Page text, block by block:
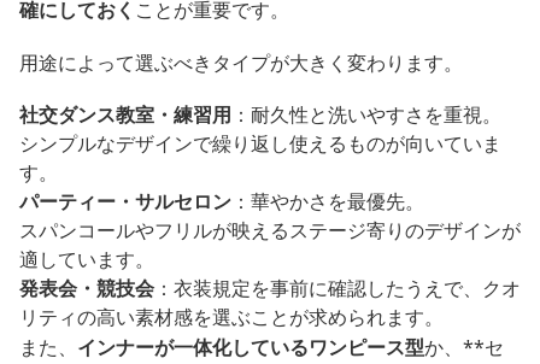
確にしておく ことが重要です。
用途によって選ぶべきタイプが大きく変わります。
社交ダンス教室・練習用 ：耐久性と洗いやすさを重視。
シンプルなデザインで繰り返し使えるものが向いていま
す。
パーティー・サルセロン ：華やかさを最優先。
スパンコールやフリルが映えるステージ寄りのデザインが
適しています。
発表会・競技会 ：衣装規定を事前に確認したうえで、クオ
リティの高い素材感を選ぶことが求められます。
また、 インナーが一体化しているワンピース型か、**セ